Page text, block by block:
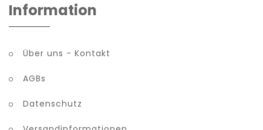
Information
Über uns - Kontakt
AGBs
Datenschutz